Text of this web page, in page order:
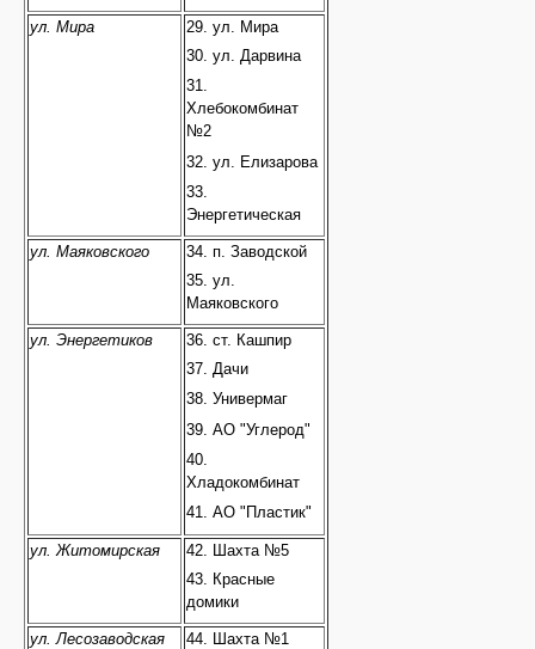
ул. Мира
29. ул. Мира
30. ул. Дарвина
31.
Хлебокомбинат
№2
32. ул. Елизарова
33.
Энергетическая
ул. Маяковского
34. п. Заводской
35. ул.
Маяковского
ул. Энергетиков
36. ст. Кашпир
37. Дачи
38. Универмаг
39. АО "Углерод"
40.
Хладокомбинат
41. АО "Пластик"
ул. Житомирская
42. Шахта №5
43. Красные
домики
ул. Лесозаводская
44. Шахта №1